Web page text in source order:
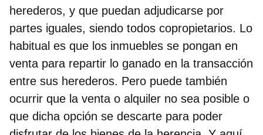
herederos, y que puedan adjudicarse por
partes iguales, siendo todos copropietarios. Lo
habitual es que los inmuebles se pongan en
venta para repartir lo ganado en la transacción
entre sus herederos. Pero puede también
ocurrir que la venta o alquiler no sea posible o
que dicha opción se descarte para poder